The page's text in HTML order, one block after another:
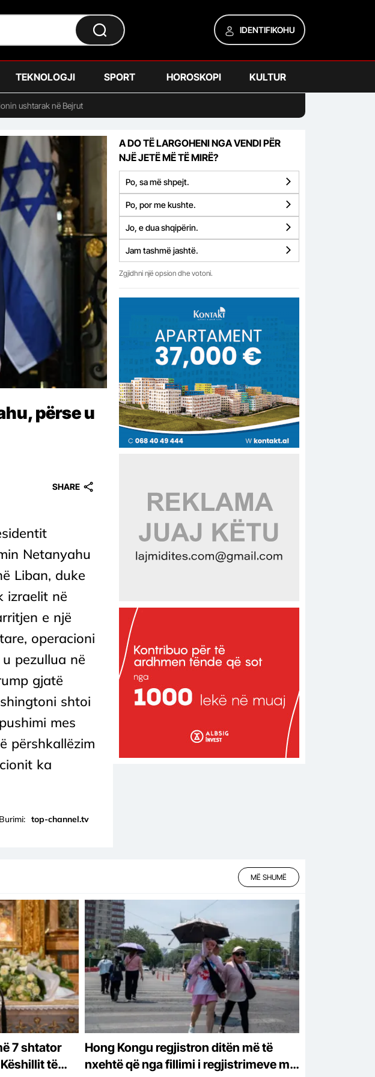
IDENTIFIKOHU
TEKNOLOGJI SPORT HOROSKOPI KULTUR
ushtarak në Bejrut
përse u
SHARE
Netanyahu
Liban, duke
izraelit në
e një
operacioni
pezullua në
gjatë
shtoi
mes
përshkallëzim
ka
Burimi: top-channel.tv
A DO TË LARGOHENI NGA VENDI PËR
NJË JETË MË TË MIRË?
Po, sa më shpejt.
Po, por me kushte.
Jo, e dua shqipërin.
Jam tashmë jashtë.
Zgjidhni një opsion dhe votoni.
MË SHUMË
7 shtator
të
Hong Kongu regjistron ditën më të
nxehtë që nga fillimi i regjistrimeve më